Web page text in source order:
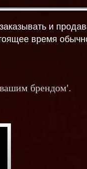
и
время
брендом'.